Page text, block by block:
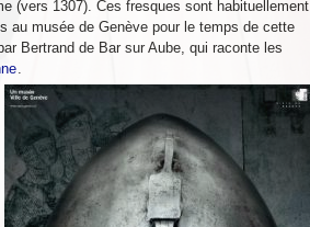
(vers 1307). Ces fresques sont habituellement
au musée de Genève pour le temps de cette
Bertrand de Bar sur Aube, qui raconte les
.